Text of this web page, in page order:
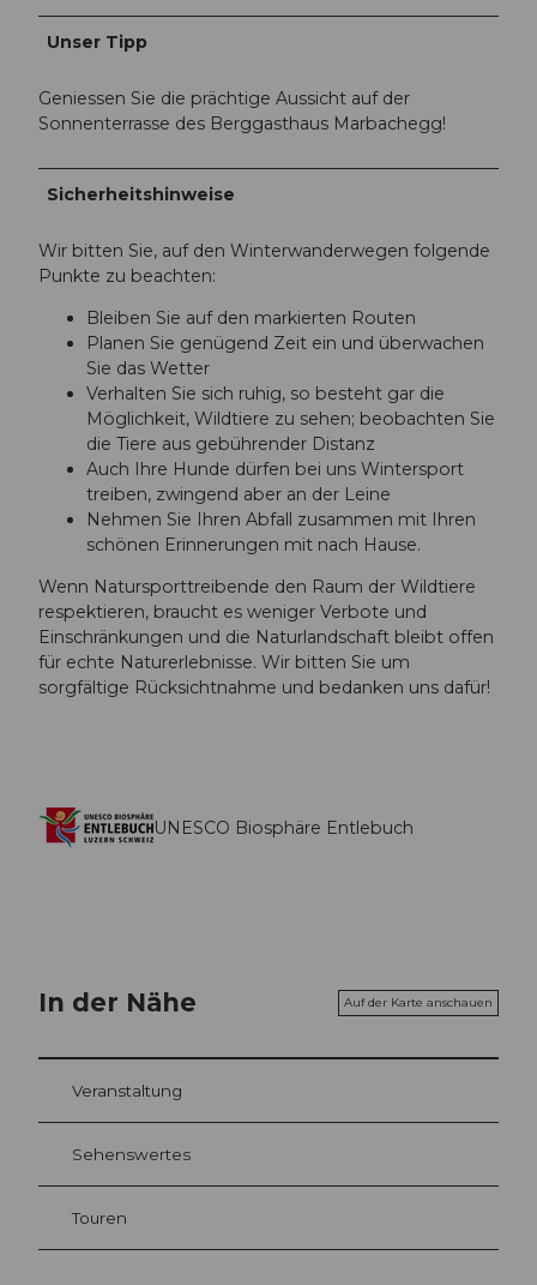
Unser Tipp
Geniessen Sie die prächtige Aussicht auf der
Sonnenterrasse des Berggasthaus Marbachegg!
Sicherheitshinweise
Wir bitten Sie, auf den Winterwanderwegen folgende
Punkte zu beachten:
Bleiben Sie auf den markierten Routen
Planen Sie genügend Zeit ein und überwachen
Sie das Wetter
Verhalten Sie sich ruhig, so besteht gar die
Möglichkeit, Wildtiere zu sehen; beobachten Sie
die Tiere aus gebührender Distanz
Auch Ihre Hunde dürfen bei uns Wintersport
treiben, zwingend aber an der Leine
Nehmen Sie Ihren Abfall zusammen mit Ihren
schönen Erinnerungen mit nach Hause.
Wenn Natursporttreibende den Raum der Wildtiere
respektieren, braucht es weniger Verbote und
Einschränkungen und die Naturlandschaft bleibt offen
für echte Naturerlebnisse. Wir bitten Sie um
sorgfältige Rücksichtnahme und bedanken uns dafür!
UNESCO Biosphäre Entlebuch
In der Nähe Auf der Karte anschauen
Veranstaltung
Sehenswertes
Touren